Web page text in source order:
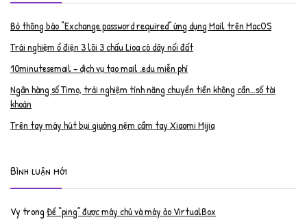
Bỏ thông báo “Exchange password required” ứng dụng Mail trên MacOS
Trải nghiệm ổ điện 3 lõi 3 chấu Lioa có dây nối đất
10minutesemail – dịch vụ tạo mail .edu miễn phí
Ngân hàng số Timo, trải nghiệm tính năng chuyển tiền không cần…số tài
khoản
Trên tay máy hút bụi giường nệm cầm tay Xiaomi Mijia
Bình luận mới
Vy trongĐể “ping” được máy chủ và máy ảo VirtualBox